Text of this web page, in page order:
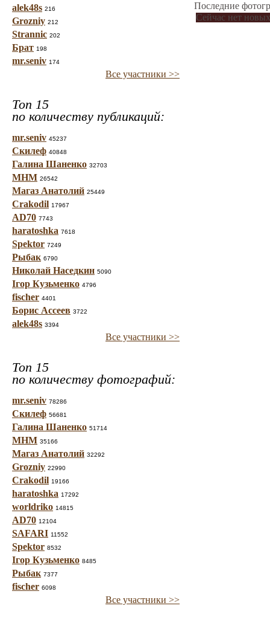
alek48s 216
Grozniy 212
Strannic 202
Брат 198
mr.seniv 174
Все участники >>
Топ 15
по количеству публикаций:
mr.seniv 45237
Скилеф 40848
Галина Шаненко 32703
МНМ 26542
Магаз Анатолий 25449
Crakodil 17967
AD70 7743
haratoshka 7618
Spektor 7249
Рыбак 6790
Николай Наседкин 5090
Ігор Кузьменко 4796
fischer 4401
Борис Ассеев 3722
alek48s 3394
Все участники >>
Топ 15
по количеству фотографий:
mr.seniv 78286
Скилеф 56681
Галина Шаненко 51714
МНМ 35166
Магаз Анатолий 32292
Grozniy 22990
Crakodil 19166
haratoshka 17292
worldriko 14815
AD70 12104
SAFARI 11552
Spektor 8532
Ігор Кузьменко 8485
Рыбак 7377
fischer 6098
Все участники >>
Последние
Сейчас нет